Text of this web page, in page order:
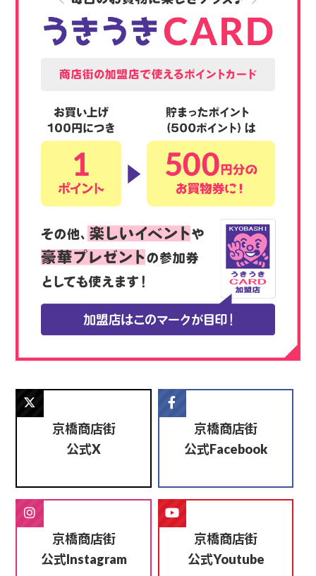
京橋商店街
公式X
京橋商店街
公式Facebook
京橋商店街
公式Instagram
京橋商店街
公式Youtube